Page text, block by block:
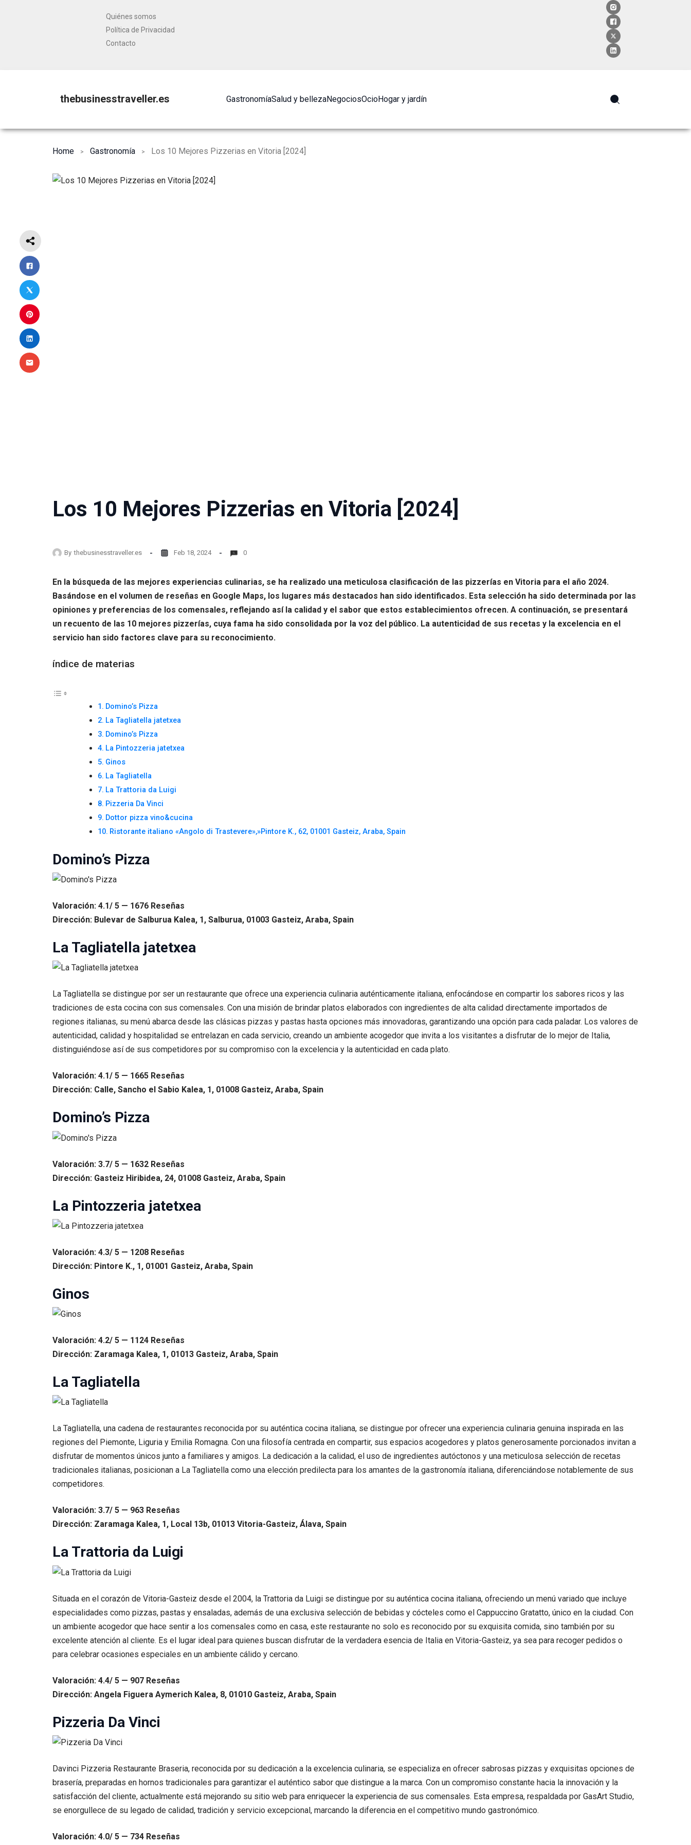
Quiénes somos
Política de Privacidad
Contacto
thebusinesstraveller.es GastronomíaSalud y bellezaNegociosOcioHogar y jardín
Home Gastronomía Los 10 Mejores Pizzerias en Vitoria [2024]
Los 10 Mejores Pizzerias en Vitoria [2024]
By thebusinesstraveller.es Feb 18, 2024 0
En la búsqueda de las mejores experiencias culinarias, se ha realizado una meticulosa clasificación de las pizzerías en Vitoria para el año 2024.
Basándose en el volumen de reseñas en Google Maps, los lugares más destacados han sido identificados. Esta selección ha sido determinada por las
opiniones y preferencias de los comensales, reflejando así la calidad y el sabor que estos establecimientos ofrecen. A continuación, se presentará
un recuento de las 10 mejores pizzerías, cuya fama ha sido consolidada por la voz del público. La autenticidad de sus recetas y la excelencia en el
servicio han sido factores clave para su reconocimiento.
índice de materias
Domino’s Pizza
La Tagliatella jatetxea
Domino’s Pizza
La Pintozzeria jatetxea
Ginos
La Tagliatella
La Trattoria da Luigi
Pizzeria Da Vinci
Dottor pizza vino&cucina
Ristorante italiano «Angolo di Trastevere»,»Pintore K., 62, 01001 Gasteiz, Araba, Spain
Domino’s Pizza
Valoración: 4.1/ 5 — 1676 Reseñas
Dirección: Bulevar de Salburua Kalea, 1, Salburua, 01003 Gasteiz, Araba, Spain
La Tagliatella jatetxea
La Tagliatella se distingue por ser un restaurante que ofrece una experiencia culinaria auténticamente italiana, enfocándose en compartir los sabores ricos y las
tradiciones de esta cocina con sus comensales. Con una misión de brindar platos elaborados con ingredientes de alta calidad directamente importados de
regiones italianas, su menú abarca desde las clásicas pizzas y pastas hasta opciones más innovadoras, garantizando una opción para cada paladar. Los valores de
autenticidad, calidad y hospitalidad se entrelazan en cada servicio, creando un ambiente acogedor que invita a los visitantes a disfrutar de lo mejor de Italia,
distinguiéndose así de sus competidores por su compromiso con la excelencia y la autenticidad en cada plato.
Valoración: 4.1/ 5 — 1665 Reseñas
Dirección: Calle, Sancho el Sabio Kalea, 1, 01008 Gasteiz, Araba, Spain
Domino’s Pizza
Valoración: 3.7/ 5 — 1632 Reseñas
Dirección: Gasteiz Hiribidea, 24, 01008 Gasteiz, Araba, Spain
La Pintozzeria jatetxea
Valoración: 4.3/ 5 — 1208 Reseñas
Dirección: Pintore K., 1, 01001 Gasteiz, Araba, Spain
Ginos
Valoración: 4.2/ 5 — 1124 Reseñas
Dirección: Zaramaga Kalea, 1, 01013 Gasteiz, Araba, Spain
La Tagliatella
La Tagliatella, una cadena de restaurantes reconocida por su auténtica cocina italiana, se distingue por ofrecer una experiencia culinaria genuina inspirada en las
regiones del Piemonte, Liguria y Emilia Romagna. Con una filosofía centrada en compartir, sus espacios acogedores y platos generosamente porcionados invitan a
disfrutar de momentos únicos junto a familiares y amigos. La dedicación a la calidad, el uso de ingredientes autóctonos y una meticulosa selección de recetas
tradicionales italianas, posicionan a La Tagliatella como una elección predilecta para los amantes de la gastronomía italiana, diferenciándose notablemente de sus
competidores.
Valoración: 3.7/ 5 — 963 Reseñas
Dirección: Zaramaga Kalea, 1, Local 13b, 01013 Vitoria-Gasteiz, Álava, Spain
La Trattoria da Luigi
Situada en el corazón de Vitoria-Gasteiz desde el 2004, la Trattoria da Luigi se distingue por su auténtica cocina italiana, ofreciendo un menú variado que incluye
especialidades como pizzas, pastas y ensaladas, además de una exclusiva selección de bebidas y cócteles como el Cappuccino Gratatto, único en la ciudad. Con
un ambiente acogedor que hace sentir a los comensales como en casa, este restaurante no solo es reconocido por su exquisita comida, sino también por su
excelente atención al cliente. Es el lugar ideal para quienes buscan disfrutar de la verdadera esencia de Italia en Vitoria-Gasteiz, ya sea para recoger pedidos o
para celebrar ocasiones especiales en un ambiente cálido y cercano.
Valoración: 4.4/ 5 — 907 Reseñas
Dirección: Angela Figuera Aymerich Kalea, 8, 01010 Gasteiz, Araba, Spain
Pizzeria Da Vinci
Davinci Pizzeria Restaurante Braseria, reconocida por su dedicación a la excelencia culinaria, se especializa en ofrecer sabrosas pizzas y exquisitas opciones de
brasería, preparadas en hornos tradicionales para garantizar el auténtico sabor que distingue a la marca. Con un compromiso constante hacia la innovación y la
satisfacción del cliente, actualmente está mejorando su sitio web para enriquecer la experiencia de sus comensales. Esta empresa, respaldada por GasArt Studio,
se enorgullece de su legado de calidad, tradición y servicio excepcional, marcando la diferencia en el competitivo mundo gastronómico.
Valoración: 4.0/ 5 — 734 Reseñas